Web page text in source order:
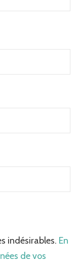
indésirables. En
de vos